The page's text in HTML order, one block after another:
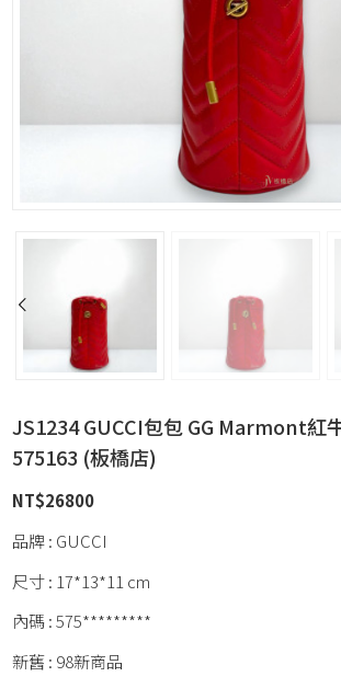
JS1234 GUCCI包包 GG Marmont紅
575163 (板橋店)
NT$26800
品牌 : GUCCI
尺寸 : 17*13*11 cm
內碼 : 575*********
新舊 : 98新商品